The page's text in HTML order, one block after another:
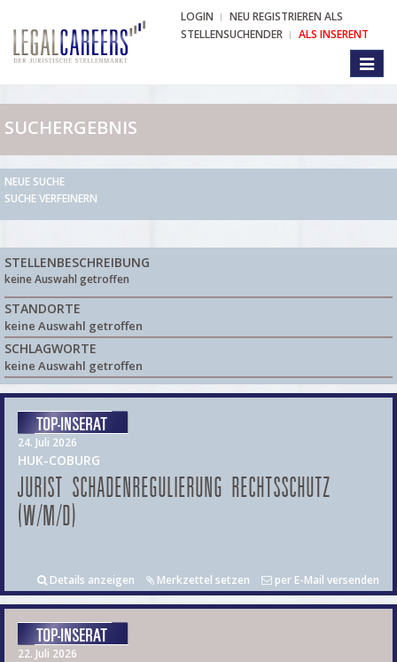
LOGIN
NEU REGISTRIEREN ALS
STELLENSUCHENDER
ALS INSERENT
SUCHERGEBNIS
NEUE SUCHE
SUCHE VERFEINERN
STELLENBESCHREIBUNG
keine Auswahl getroffen
STANDORTE
keine Auswahl getroffen
SCHLAGWORTE
keine Auswahl getroffen
24. Juli 2026
HUK-COBURG
JURIST SCHADENREGULIERUNG RECHTSSCHUTZ
(W/M/D)
Details anzeigen Merkzettel setzen per E-Mail versenden
22. Juli 2026